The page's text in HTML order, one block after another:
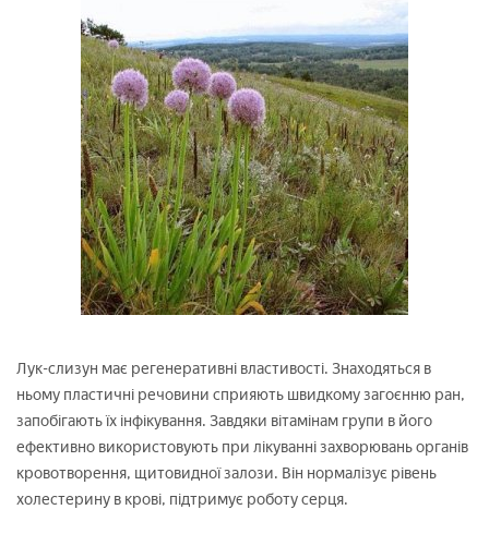
Лук-слизун має регенеративні властивості. Знаходяться в
ньому пластичні речовини сприяють швидкому загоєнню ран,
запобігають їх інфікування. Завдяки вітамінам групи в його
ефективно використовують при лікуванні захворювань органів
кровотворення, щитовидної залози. Він нормалізує рівень
холестерину в крові, підтримує роботу серця.